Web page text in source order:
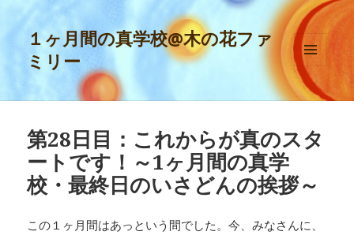
１ヶ月間の真学校@木の花ファ
ミリー
メニュ
ーとウ
ィジェ
第28日目：これからが真のスタ
ートです！～1ヶ月間の真学
校・最終日のいさどんの挨拶～
この１ヶ月間はあっという間でした。今、みなさんに、